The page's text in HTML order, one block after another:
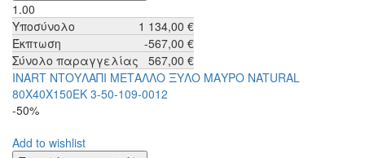
1.00
Υποσύνολο
1 134,00 €
Έκπτωση
-567,00 €
Σύνολο παραγγελίας
567,00 €
INART ΝΤΟYΛΑΠΙ ΜΕΤΑΛΛΟ ΞΥΛΟ ΜΑΥΡΟ NATURAL
80X40X150ΕΚ 3-50-109-0012
-50%
Add to wishlist